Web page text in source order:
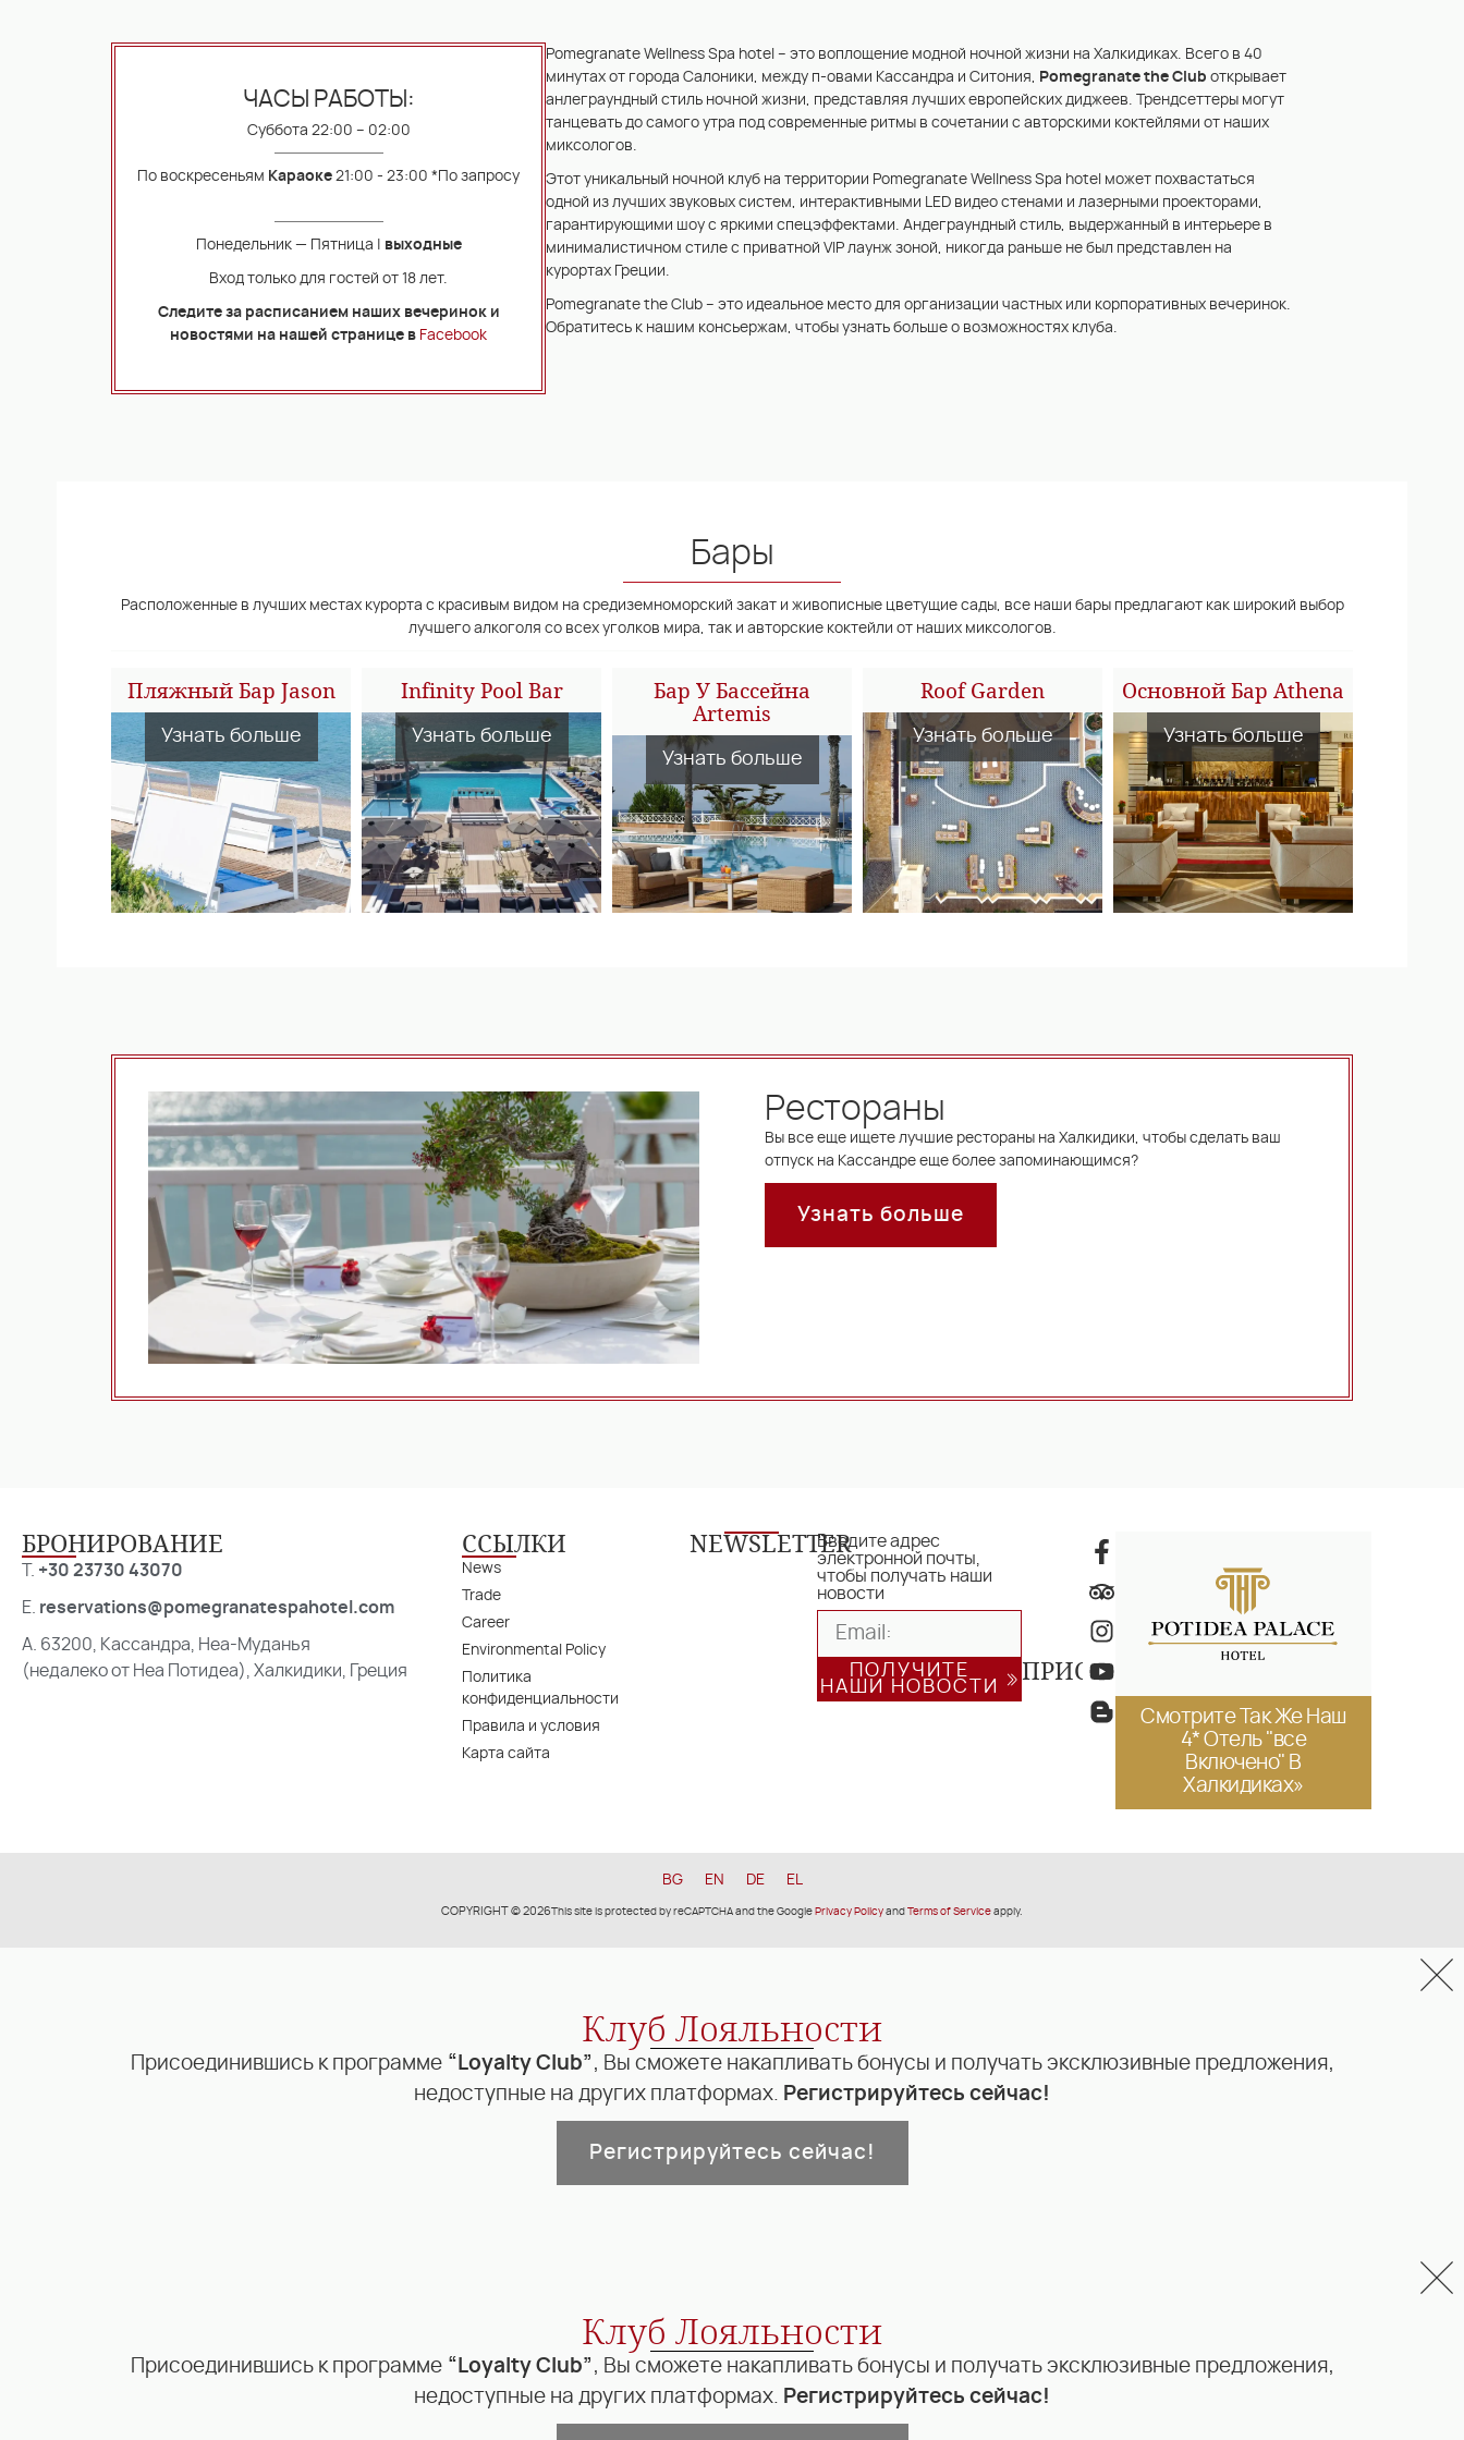
ЧАСЫ РАБОТЫ:
Суббота 22:00 – 02:00
По воскресеньям Караоке 21:00 - 23:00 *По запросу
Понедельник — Пятница | выходные
Вход только для гостей от 18 лет.
Следите за расписанием наших вечеринок и
новостями на нашей странице в Facebook
Pomegranate Wellness Spa hotel – это воплощение модной ночной жизни на Халкидиках. Всего в 40
минутах от города Салоники, между п-овами Кассандра и Ситония, Pomegranate the Club открывает
анлеграундный стиль ночной жизни, представляя лучших европейских диджеев. Трендсеттеры могут
танцевать до самого утра под современные ритмы в сочетании с авторскими коктейлями от наших
миксологов.
Этот уникальный ночной клуб на территории Pomegranate Wellness Spa hotel может похвастаться
одной из лучших звуковых систем, интерактивными LED видео стенами и лазерными проекторами,
гарантирующими шоу с яркими спецэффектами. Андеграундный стиль, выдержанный в интерьере в
минималистичном стиле с приватной VIP лаунж зоной, никогда раньше не был представлен на
курортах Греции.
Pomegranate the Club – это идеальное место для организации частных или корпоративных вечеринок.
Обратитесь к нашим консьержам, чтобы узнать больше о возможностях клуба.
Бары
Расположенные в лучших местах курорта с красивым видом на средиземноморский закат и живописные цветущие сады, все наши бары предлагают как широкий выбор
лучшего алкоголя со всех уголков мира, так и авторские коктейли от наших миксологов.
Пляжный Бар Jason
Узнать больше
Infinity Pool Bar
Узнать больше
Бар У Бассейна
Artemis
Узнать больше
Roof Garden
Узнать больше
Основной Бар Athena
Узнать больше
Рестораны
Вы все еще ищете лучшие рестораны на Халкидики, чтобы сделать ваш
отпуск на Кассандре еще более запоминающимся?
Узнать больше
БРОНИРОВАНИЕ
+30 23730 43070
E. reservations@pomegranatespahotel.com
A. 63200, Кассандра, Неа-Муданья
(недалеко от Неа Потидеа), Халкидики, Греция
ССЫЛКИ
News
Trade
Career
Environmental Policy
Политика
конфиденциальности
Правила и условия
Карта сайта
NEWSLETTERВведите адрес
электронной почты,
чтобы получать наши
новости
ПОЛУЧИТЕ
НАШИ НОВОСТИ
ПРИСОЕДИНИТЕСЬ
Смотрите Так Же Наш
4* Отель "все
Включено" В
Халкидиках»
BG EN DE EL
COPYRIGHT © 2026This site is protected by reCAPTCHA and the Google Privacy Policy and Terms of Service apply.
Клуб Лояльности
Присоединившись к программе “Loyalty Club” , Вы сможете накапливать бонусы и получать эксклюзивные предложения,
недоступные на других платформах. Регистрируйтесь сейчас!
Регистрируйтесь сейчас!
Клуб Лояльности
Присоединившись к программе “Loyalty Club” , Вы сможете накапливать бонусы и получать эксклюзивные предложения,
недоступные на других платформах. Регистрируйтесь сейчас!